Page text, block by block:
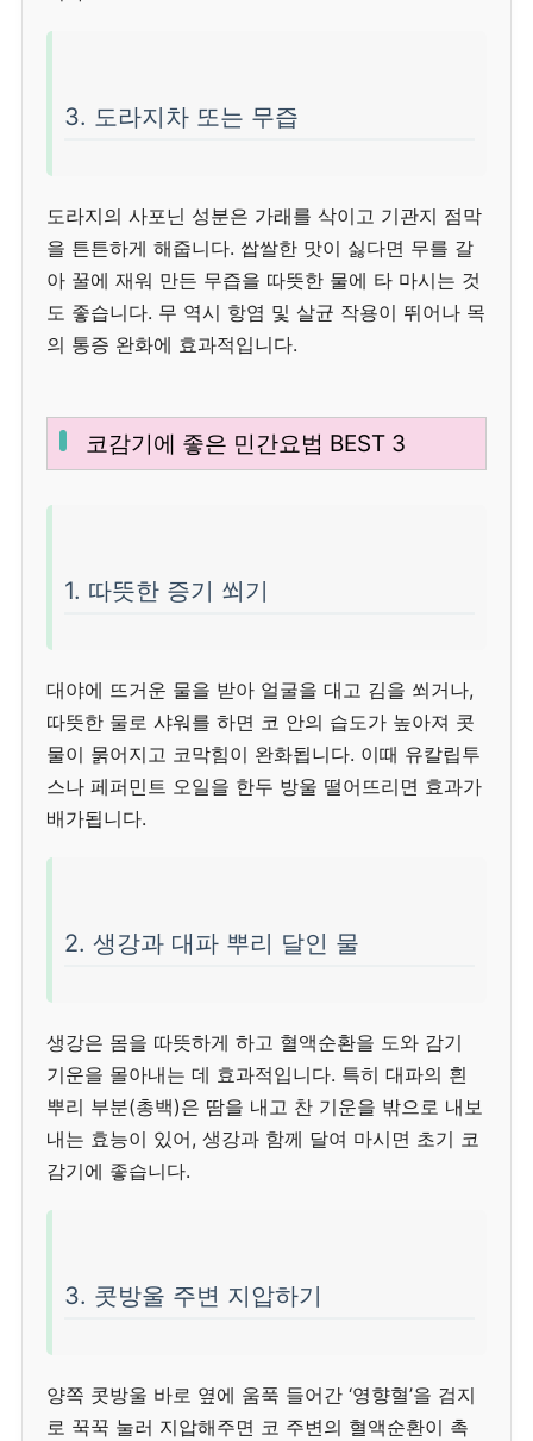
3. 도라지차 또는 무즙
도라지의 사포닌 성분은 가래를 삭이고 기관지 점막
을 튼튼하게 해줍니다. 쌉쌀한 맛이 싫다면 무를 갈
아 꿀에 재워 만든 무즙을 따뜻한 물에 타 마시는 것
도 좋습니다. 무 역시 항염 및 살균 작용이 뛰어나 목
의 통증 완화에 효과적입니다.
코감기에 좋은 민간요법 BEST 3
1. 따뜻한 증기 쐬기
대야에 뜨거운 물을 받아 얼굴을 대고 김을 쐬거나,
따뜻한 물로 샤워를 하면 코 안의 습도가 높아져 콧
물이 묽어지고 코막힘이 완화됩니다. 이때 유칼립투
스나 페퍼민트 오일을 한두 방울 떨어뜨리면 효과가
배가됩니다.
2. 생강과 대파 뿌리 달인 물
생강은 몸을 따뜻하게 하고 혈액순환을 도와 감기
기운을 몰아내는 데 효과적입니다. 특히 대파의 흰
뿌리 부분(총백)은 땀을 내고 찬 기운을 밖으로 내보
내는 효능이 있어, 생강과 함께 달여 마시면 초기 코
감기에 좋습니다.
3. 콧방울 주변 지압하기
양쪽 콧방울 바로 옆에 움푹 들어간 ‘영향혈’을 검지
로 꾹꾹 눌러 지압해주면 코 주변의 혈액순환이 촉